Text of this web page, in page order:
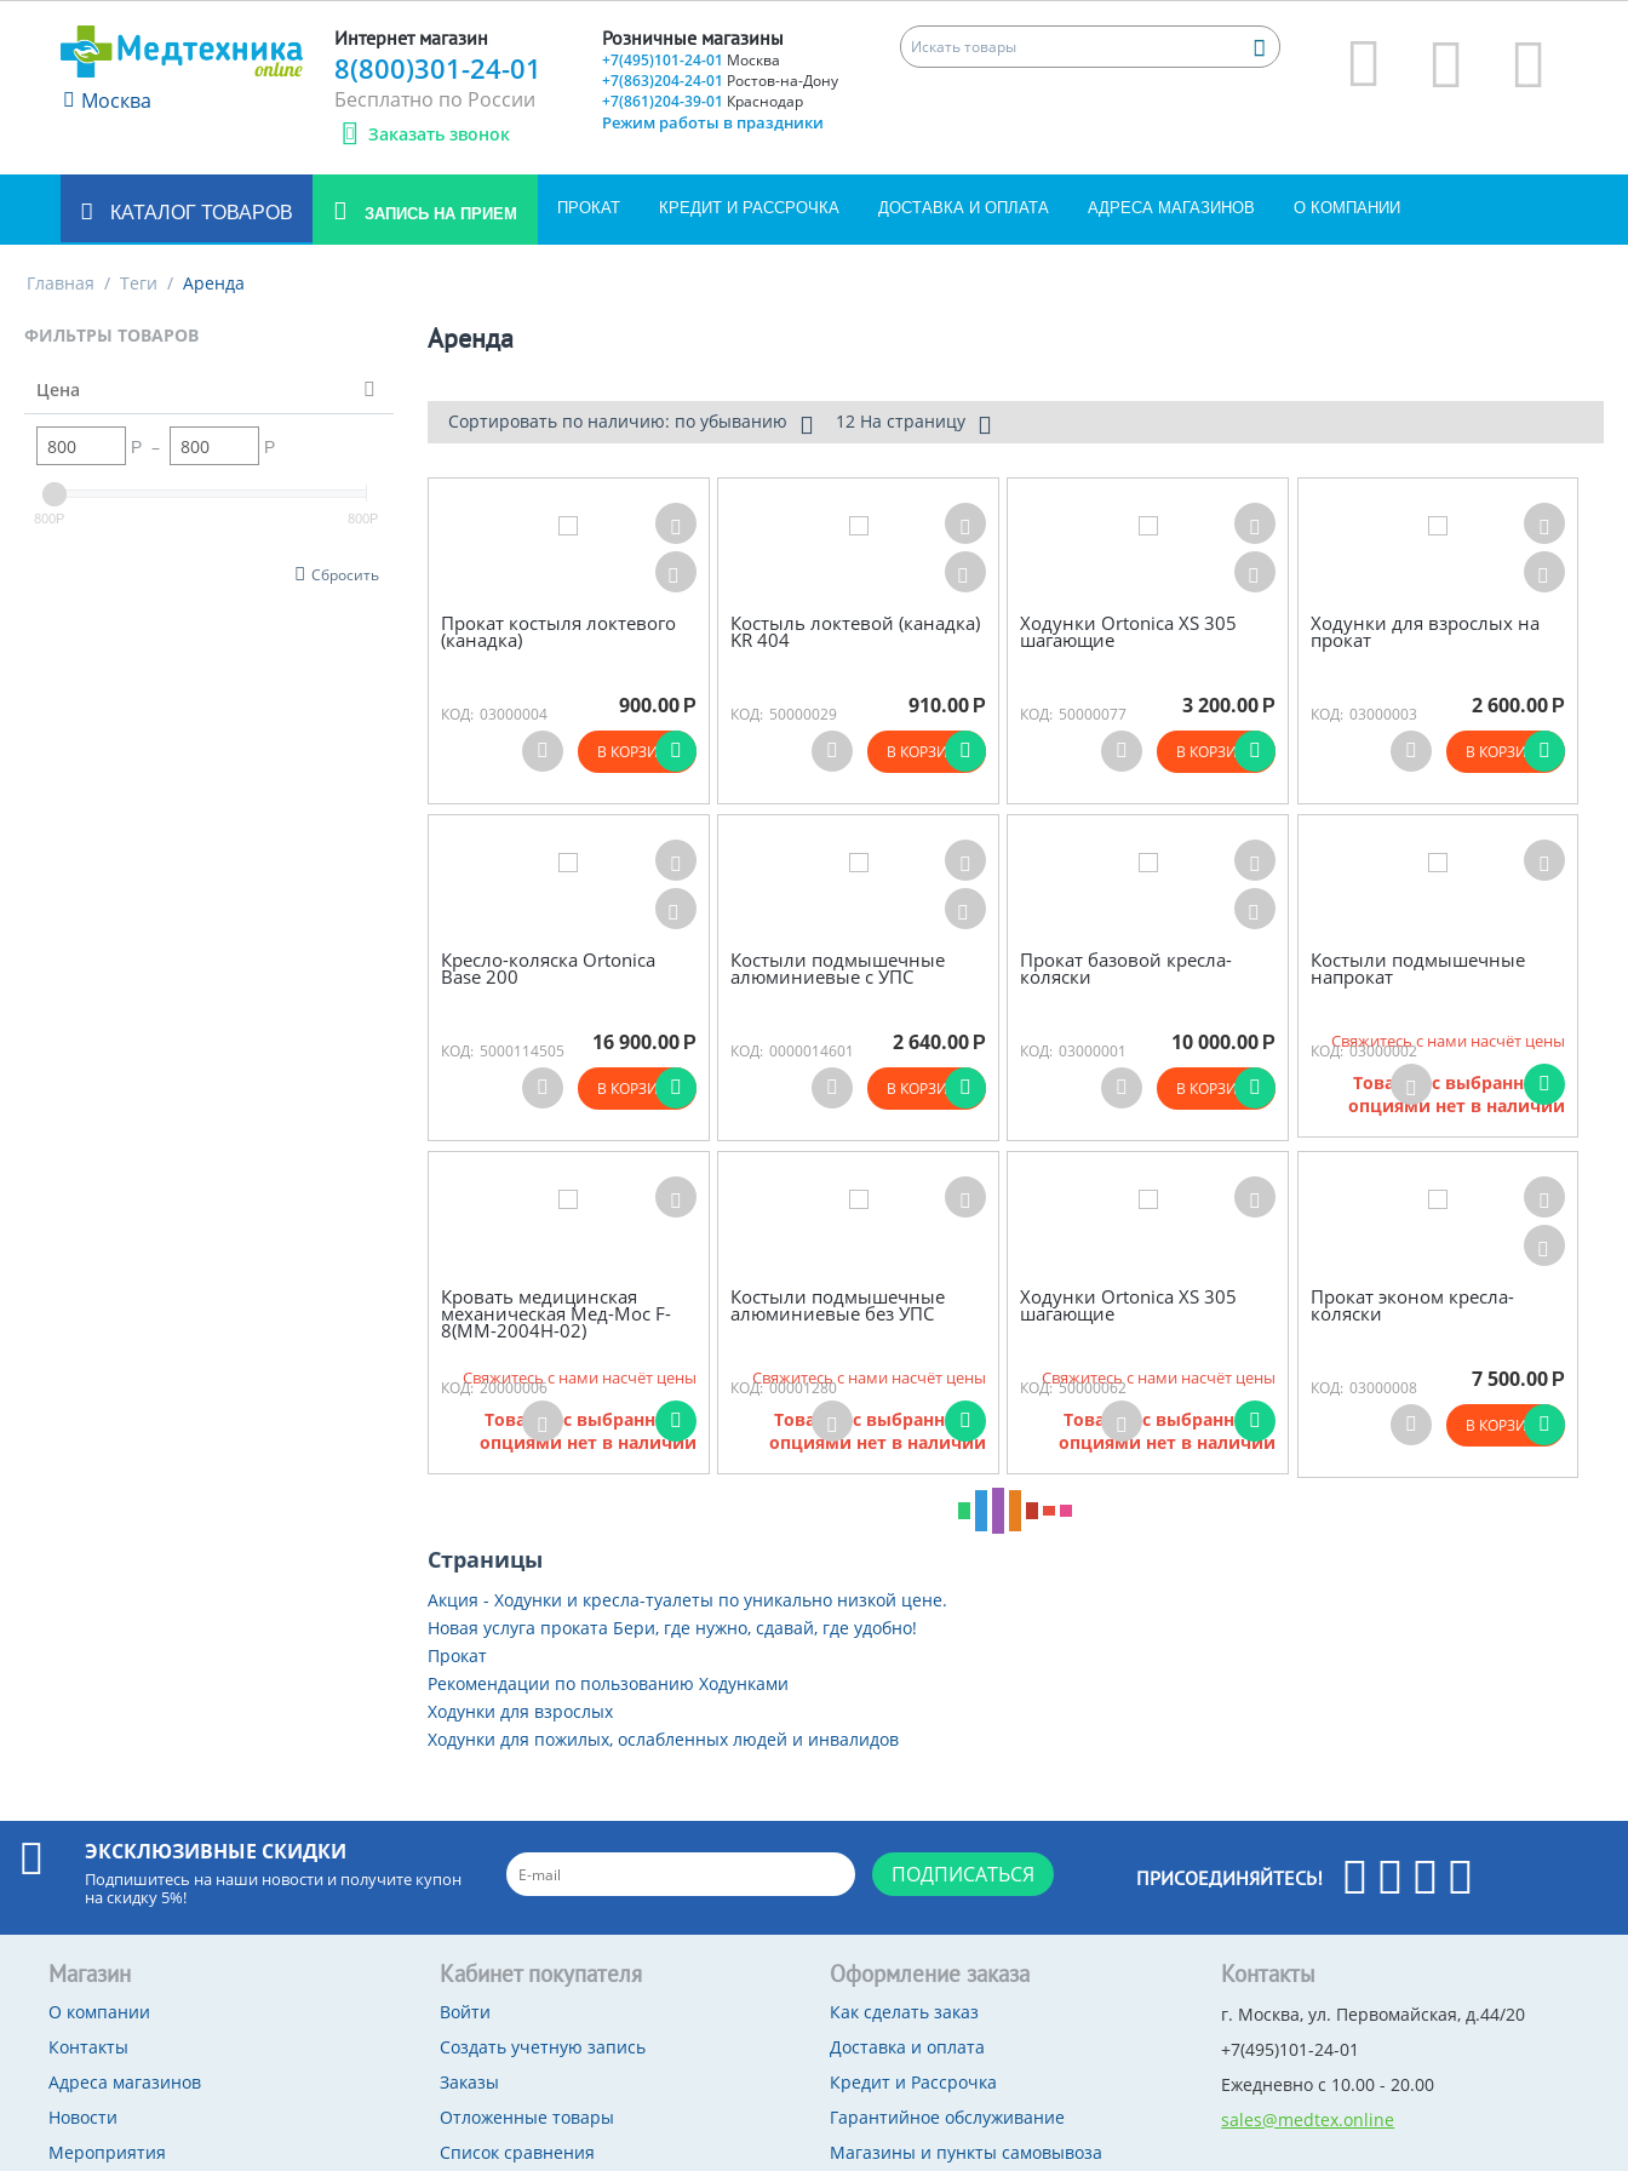
Москва
Интернет магазин
8(800)301-24-01
Бесплатно по России
Заказать звонок
Розничные магазины
+7(495)101-24-01 Москва
+7(863)204-24-01 Ростов-на-Дону
+7(861)204-39-01 Краснодар
Режим работы в праздники
КАТАЛОГ ТОВАРОВ ЗАПИСЬ НА ПРИЕМ ПРОКАТ КРЕДИТ И РАССРОЧКА ДОСТАВКА И ОПЛАТА АДРЕСА МАГАЗИНОВ О КОМПАНИИ
Главная / Теги / Аренда
ФИЛЬТРЫ ТОВАРОВ
Цена
Р – Р
800Р 800Р
Сбросить
Аренда
Сортировать по наличию: по убыванию 12 На страницу
Прокат костыля локтевого
(канадка)
КОД: 03000004 900.00 Р
В КОРЗИНУ
Костыль локтевой (канадка)
KR 404
КОД: 50000029 910.00 Р
В КОРЗИНУ
Ходунки Ortonica XS 305
шагающие
КОД: 50000077 3 200.00 Р
В КОРЗИНУ
Ходунки для взрослых на
прокат
КОД: 03000003 2 600.00 Р
В КОРЗИНУ
Кресло-коляска Ortonica
Base 200
КОД: 5000114505 16 900.00 Р
В КОРЗИНУ
Костыли подмышечные
алюминиевые c УПС
КОД: 0000014601 2 640.00 Р
В КОРЗИНУ
Прокат базовой кресла-
коляски
КОД: 03000001 10 000.00 Р
В КОРЗИНУ
Костыли подмышечные
напрокат
КОД: 03000002
Свяжитесь с нами насчёт цены
Товаров с выбранными
опциями нет в наличии
Кровать медицинская
механическая Мед-Мос F-
8(ММ-2004Н-02)
КОД: 20000006
Свяжитесь с нами насчёт цены
Товаров с выбранными
опциями нет в наличии
Костыли подмышечные
алюминиевые без УПС
КОД: 00001280
Свяжитесь с нами насчёт цены
Товаров с выбранными
опциями нет в наличии
Ходунки Ortonica XS 305
шагающие
КОД: 50000062
Свяжитесь с нами насчёт цены
Товаров с выбранными
опциями нет в наличии
Прокат эконом кресла-
коляски
КОД: 03000008 7 500.00 Р
В КОРЗИНУ
Страницы
Акция - Ходунки и кресла-туалеты по уникально низкой цене.
Новая услуга проката Бери, где нужно, сдавай, где удобно!
Прокат
Рекомендации по пользованию Ходунками
Ходунки для взрослых
Ходунки для пожилых, ослабленных людей и инвалидов
ЭКСКЛЮЗИВНЫЕ СКИДКИ
Подпишитесь на наши новости и получите купон
на скидку 5%!
ПОДПИСАТЬСЯ ПРИСОЕДИНЯЙТЕСЬ!
Магазин
О компании
Контакты
Адреса магазинов
Новости
Мероприятия
Кабинет покупателя
Войти
Создать учетную запись
Заказы
Отложенные товары
Список сравнения
Оформление заказа
Как сделать заказ
Доставка и оплата
Кредит и Рассрочка
Гарантийное обслуживание
Магазины и пункты самовывоза
Контакты
г. Москва, ул. Первомайская, д.44/20
+7(495)101-24-01
Ежедневно с 10.00 - 20.00
sales@medtex.online